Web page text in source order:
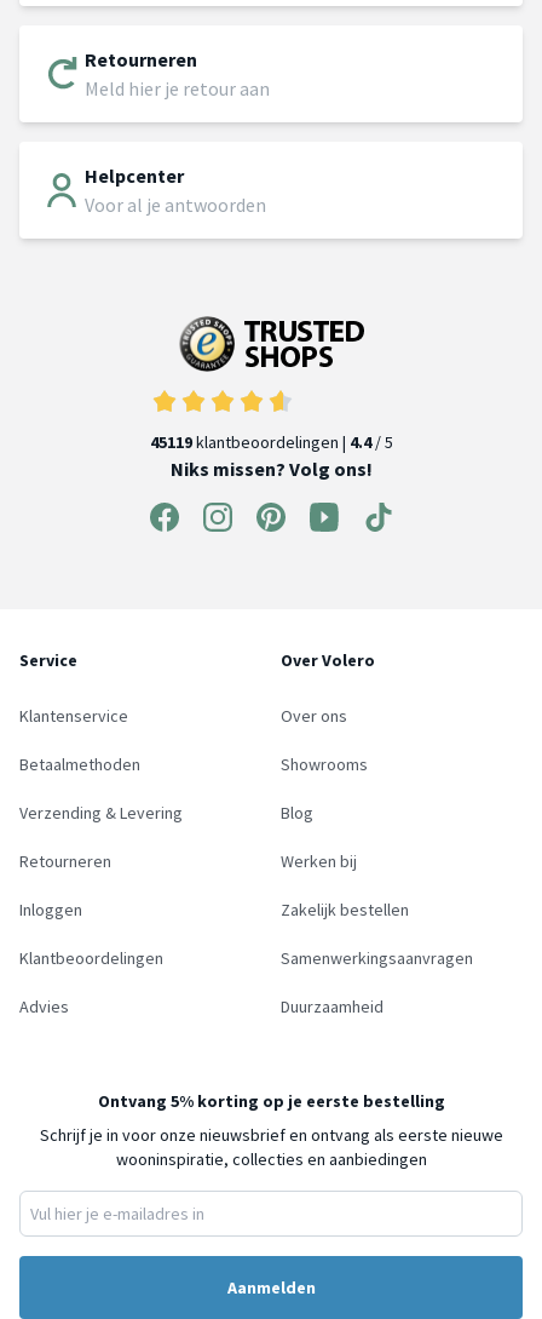
Retourneren
Meld hier je retour aan
Helpcenter
Voor al je antwoorden
45119klantbeoordelingen | 4.4/ 5
Niks missen? Volg ons!
Service
Klantenservice
Betaalmethoden
Verzending & Levering
Retourneren
Inloggen
Klantbeoordelingen
Advies
Over Volero
Over ons
Showrooms
Blog
Werken bij
Zakelijk bestellen
Samenwerkingsaanvragen
Duurzaamheid
Ontvang 5% korting op je eerste bestelling
Schrijf je in voor onze nieuwsbrief en ontvang als eerste nieuwe
wooninspiratie, collecties en aanbiedingen
Aanmelden